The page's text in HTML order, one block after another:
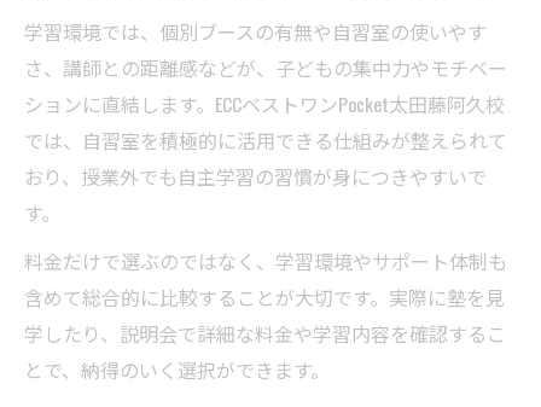
個別指導塾選びで重視したいポイント総ま
とめ
個別指導塾の体験談から学ぶ選び方のヒン
ト
個別指導塾の指導実例で見る成績向上の流
個別指導塾の継続率が高い理由とその裏側
個別指導塾のベストな活用法を実体験で紹
介
学習環境では、個別ブースの有無や自習室の使いやす
さ、講師との距離感などが、子どもの集中力やモチベー
ションに直結します。ECCベストワンPocket太田藤阿久校
では、自習室を積極的に活用できる仕組みが整えられて
おり、授業外でも自主学習の習慣が身につきやすいで
す。
料金だけで選ぶのではなく、学習環境やサポート体制も
含めて総合的に比較することが大切です。実際に塾を見
学したり、説明会で詳細な料金や学習内容を確認するこ
とで、納得のいく選択ができます。